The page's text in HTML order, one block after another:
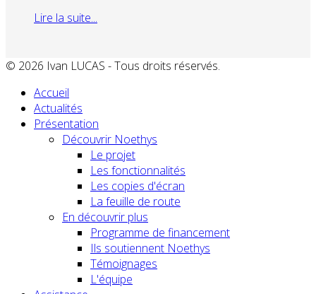
Lire la suite...
© 2026 Ivan LUCAS - Tous droits réservés.
Accueil
Actualités
Présentation
Découvrir Noethys
Le projet
Les fonctionnalités
Les copies d'écran
La feuille de route
En découvrir plus
Programme de financement
Ils soutiennent Noethys
Témoignages
L'équipe